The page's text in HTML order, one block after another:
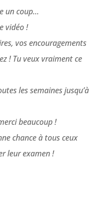
un coup…
vidéo !
vos encouragements
! Tu veux vraiment ce
les semaines jusqu’à
beaucoup !
chance à tous ceux
leur examen !